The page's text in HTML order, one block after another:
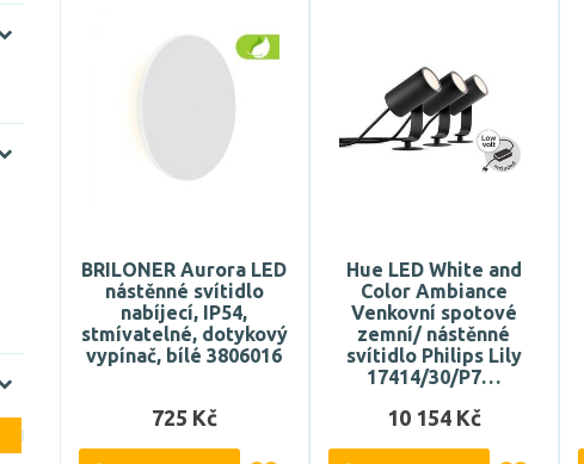
BRILONER Aurora LED
nástěnné svítidlo
nabíjecí, IP54,
stmívatelné, dotykový
vypínač, bílé 3806016
725 Kč
Hue LED White and
Color Ambiance
Venkovní spotové
zemní/ nástěnné
svítidlo Philips Lily
17414/30/P7…
10 154 Kč